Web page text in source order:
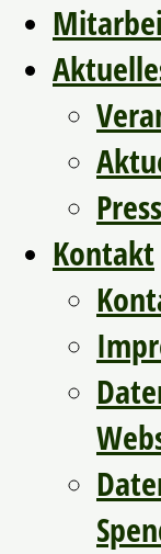
Kontakt